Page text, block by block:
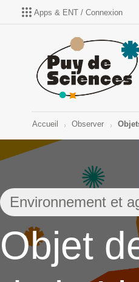
Apps & ENT / Connexion
Accueil Observer
Environnement et
Objet